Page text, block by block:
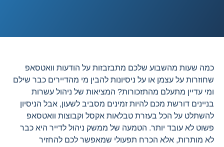
כמה שעות מהשבוע שלכם מתבזבזות על הודעות וואטסאפ
שחוזרות על עצמן או על ניסיונות להבין מי מהדיירים כבר שילם
ומי עדיין מתעלם מהתזכורות? המציאות של ניהול עשרות
בניינים דורשת מכם להיות זמינים מסביב לשעון, אבל הניסיון
להשתלט על הכל בעזרת טבלאות אקסל וקבוצות וואטסאפ
פשוט לא עובד יותר. הטמעה של ממשק ניהול לדייר היא כבר
לא מותרות, אלא הכרח תפעולי שמאפשר לכם להחזיר